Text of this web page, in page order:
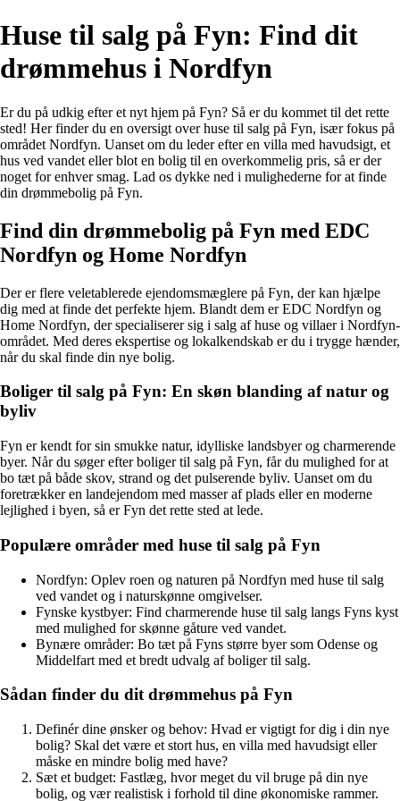
Huse til salg på Fyn: Find dit
drømmehus i Nordfyn
Er du på udkig efter et nyt hjem på Fyn? Så er du kommet til det rette
sted! Her finder du en oversigt over huse til salg på Fyn, især fokus på
området Nordfyn. Uanset om du leder efter en villa med havudsigt, et
hus ved vandet eller blot en bolig til en overkommelig pris, så er der
noget for enhver smag. Lad os dykke ned i mulighederne for at finde
din drømmebolig på Fyn.
Find din drømmebolig på Fyn med EDC
Nordfyn og Home Nordfyn
Der er flere veletablerede ejendomsmæglere på Fyn, der kan hjælpe
dig med at finde det perfekte hjem. Blandt dem er EDC Nordfyn og
Home Nordfyn, der specialiserer sig i salg af huse og villaer i Nordfyn-
området. Med deres ekspertise og lokalkendskab er du i trygge hænder,
når du skal finde din nye bolig.
Boliger til salg på Fyn: En skøn blanding af natur og
byliv
Fyn er kendt for sin smukke natur, idylliske landsbyer og charmerende
byer. Når du søger efter boliger til salg på Fyn, får du mulighed for at
bo tæt på både skov, strand og det pulserende byliv. Uanset om du
foretrækker en landejendom med masser af plads eller en moderne
lejlighed i byen, så er Fyn det rette sted at lede.
Populære områder med huse til salg på Fyn
Nordfyn: Oplev roen og naturen på Nordfyn med huse til salg
ved vandet og i naturskønne omgivelser.
Fynske kystbyer: Find charmerende huse til salg langs Fyns kyst
med mulighed for skønne gåture ved vandet.
Bynære områder: Bo tæt på Fyns større byer som Odense og
Middelfart med et bredt udvalg af boliger til salg.
Sådan finder du dit drømmehus på Fyn
Definér dine ønsker og behov: Hvad er vigtigt for dig i din nye
bolig? Skal det være et stort hus, en villa med havudsigt eller
måske en mindre bolig med have?
Sæt et budget: Fastlæg, hvor meget du vil bruge på din nye
bolig, og vær realistisk i forhold til dine økonomiske rammer.